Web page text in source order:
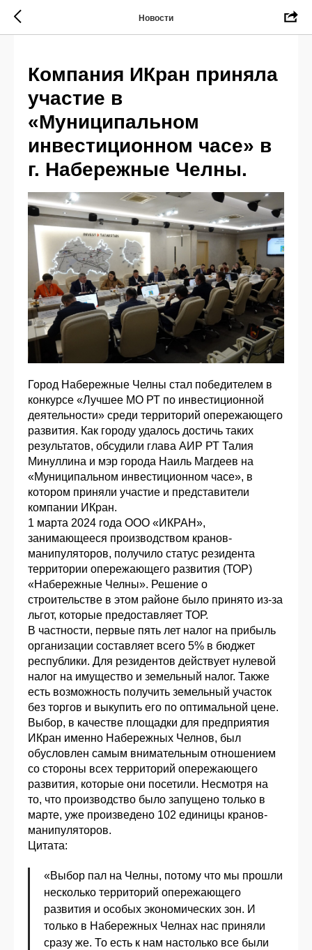
Новости
Компания ИКран приняла
участие в
«Муниципальном
инвестиционном часе» в
г. Набережные Челны.
Город Набережные Челны стал победителем в
конкурсе «Лучшее МО РТ по инвестиционной
деятельности» среди территорий опережающего
развития. Как городу удалось достичь таких
результатов, обсудили глава АИР РТ Талия
Минуллина и мэр города Наиль Магдеев на
«Муниципальном инвестиционном часе», в
котором приняли участие и представители
компании ИКран.
1 марта 2024 года ООО «ИКРАН»,
занимающееся производством кранов-
манипуляторов, получило статус резидента
территории опережающего развития (ТОР)
«Набережные Челны». Решение о
строительстве в этом районе было принято из-за
льгот, которые предоставляет ТОР.
В частности, первые пять лет налог на прибыль
организации составляет всего 5% в бюджет
республики. Для резидентов действует нулевой
налог на имущество и земельный налог. Также
есть возможность получить земельный участок
без торгов и выкупить его по оптимальной цене.
Выбор, в качестве площадки для предприятия
ИКран именно Набережных Челнов, был
обусловлен самым внимательным отношением
со стороны всех территорий опережающего
развития, которые они посетили. Несмотря на
то, что производство было запущено только в
марте, уже произведено 102 единицы кранов-
манипуляторов.
Цитата:
«Выбор пал на Челны, потому что мы прошли
несколько территорий опережающего
развития и особых экономических зон. И
только в Набережных Челнах нас приняли
сразу же. То есть к нам настолько все были